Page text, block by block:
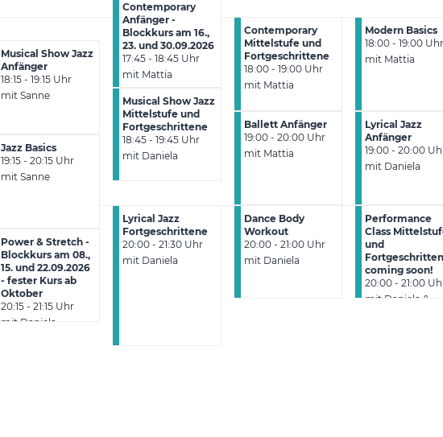
Musical Show Jazz
Anfänger
18:15 - 19:15 Uhr
mit Sanne
Jazz Basics
19:15 - 20:15 Uhr
mit Sanne
Power & Stretch -
Blockkurs am 08.,
15. und 22.09.2026
- fester Kurs ab
Oktober
20:15 - 21:15 Uhr
mit Daniela
Contemporary
Anfänger -
Blockkurs am 16.,
23. und 30.09.2026
17:45 - 18:45 Uhr
mit Mattia
Lyrical Jazz
Fortgeschrittene
20:00 - 21:30 Uhr
mit Daniela
Musical Show Jazz
Mittelstufe und
Fortgeschrittene
18:45 - 19:45 Uhr
mit Daniela
Contemporary
Mittelstufe und
Fortgeschrittene
18:00 - 19:00 Uhr
mit Mattia
Ballett Anfänger
19:00 - 20:00 Uhr
mit Mattia
Dance Body
Workout
20:00 - 21:00 Uhr
mit Daniela
Modern Basics
18:00 - 19:00
mit Mattia
Lyrical Jazz
Anfänger
19:00 - 20:00
mit Daniela
Performance
Class
und
coming soon!
20:00 - 21:00
mit Daniela &